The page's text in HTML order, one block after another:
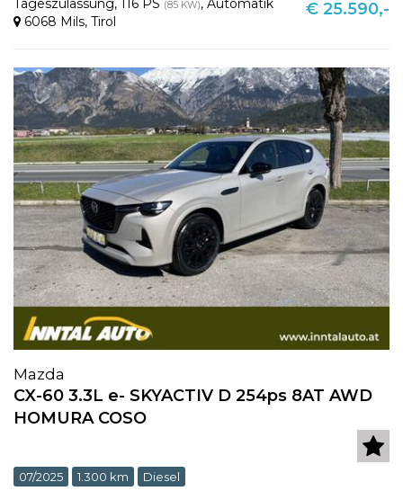
Tageszulassung, 116 PS (85 KW), Automatik
6068 Mils, Tirol
€ 25.590,-
Mazda
CX-60 3.3L e- SKYACTIV D 254ps 8AT AWD
HOMURA COSO
07/2025 1.300 km Diesel